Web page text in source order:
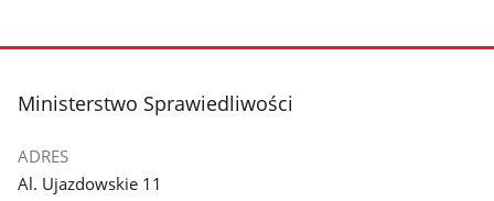
stopka
Ministerstwo Sprawiedliwości
ADRES
Al. Ujazdowskie 11